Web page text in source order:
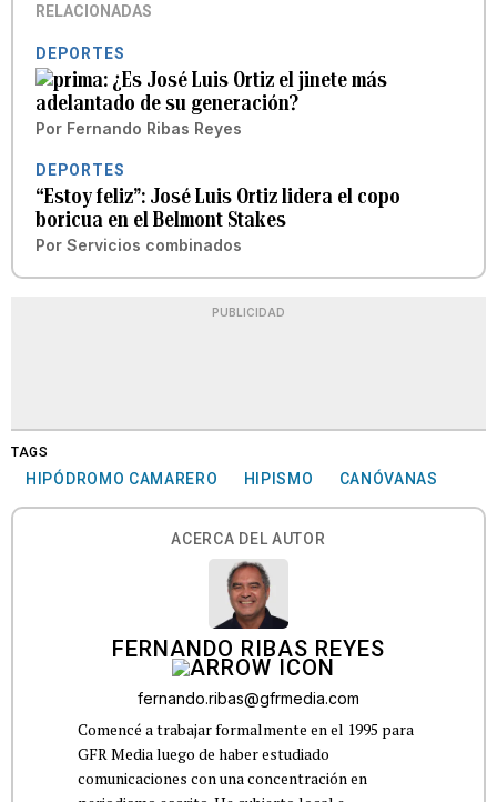
RELACIONADAS
DEPORTES
¿Es José Luis Ortiz el jinete más
adelantado de su generación?
Por Fernando Ribas Reyes
DEPORTES
“Estoy feliz”: José Luis Ortiz lidera el copo
boricua en el Belmont Stakes
Por Servicios combinados
PUBLICIDAD
TAGS
HIPÓDROMO CAMARERO HIPISMO CANÓVANAS
ACERCA DEL AUTOR
FERNANDO RIBAS REYES
fernando.ribas@gfrmedia.com
Comencé a trabajar formalmente en el 1995 para
GFR Media luego de haber estudiado
comunicaciones con una concentración en